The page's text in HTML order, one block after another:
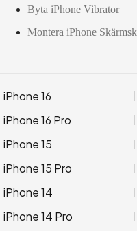
Byta iPhone Vibrator
Montera iPhone
iPhone 16
iPhone 16 Pro
iPhone 15
iPhone 15 Pro
iPhone 14
iPhone 14 Pro